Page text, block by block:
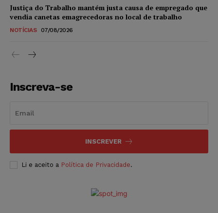
Justiça do Trabalho mantém justa causa de empregado que
vendia canetas emagrecedoras no local de trabalho
NOTÍCIAS 07/08/2026
Inscreva-se
INSCREVER
Li e aceito a Política de Privacidade.